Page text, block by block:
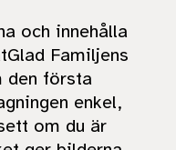
och innehålla
Familjens
den första
enkel,
om du är